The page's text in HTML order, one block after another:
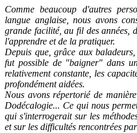
Comme beaucoup d'autres
langue anglaise, nous avons
grande facilité, au fil des années,
l'apprendre et de la pratiquer.
Depuis que, grâce aux
fut possible de "baigner" dans
relativement constante, les
profondément aidées.
Nous avons répertorié de
Dodécalogie... Ce qui nous
qui s'interrogerait sur les
et sur les difficultés rencontrées